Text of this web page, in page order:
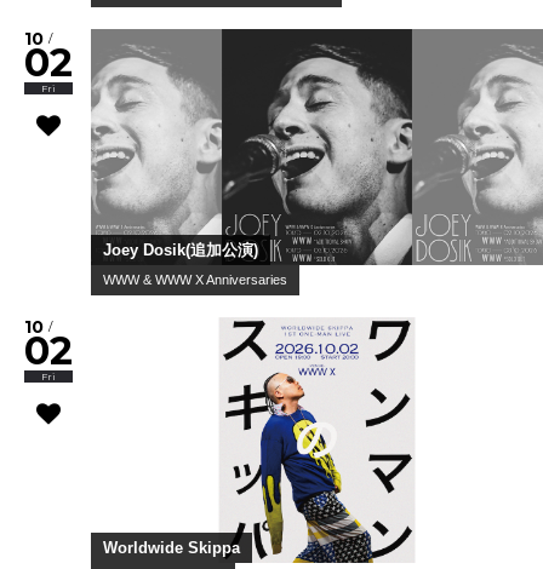
10 /
02
Fri
Joey Dosik(追加公演)
WWW & WWW X Anniversaries
10 /
02
Fri
Worldwide Skippa